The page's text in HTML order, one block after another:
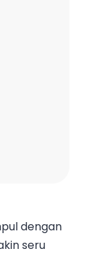
dengan
seru